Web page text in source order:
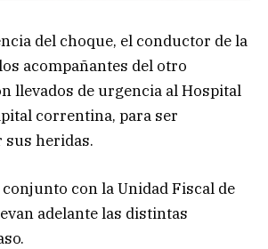
del choque, el conductor de la
acompañantes del otro
llevados de urgencia al Hospital
correntina, para ser
sus heridas.
con la Unidad Fiscal de
adelante las distintas